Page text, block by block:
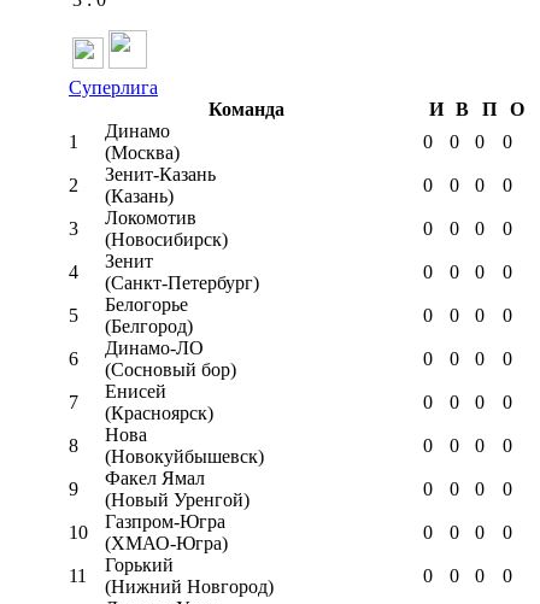
Суперлига
Команда
И В П
О
1
Динамо
(Москва)
0 0 0 0
2
Зенит-Казань
(Казань)
0 0 0 0
3
Локомотив
(Новосибирск)
0 0 0 0
4
Зенит
(Санкт-Петербург)
0 0 0 0
5
Белогорье
(Белгород)
0 0 0 0
6
Динамо-ЛО
(Сосновый бор)
0 0 0 0
7
Енисей
(Красноярск)
0 0 0 0
8
Нова
(Новокуйбышевск)
0 0 0 0
9
Факел Ямал
(Новый Уренгой)
0 0 0 0
10
Газпром-Югра
(ХМАО-Югра)
0 0 0 0
11
Горький
(Нижний Новгород)
0 0 0 0